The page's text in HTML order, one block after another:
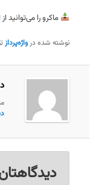
ماکرو را می‌توانید از
نوشته شده درواژه‌پرداز